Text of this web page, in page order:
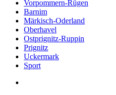
Vorpommern-Rügen
Barnim
Märkisch-Oderland
Oberhavel
Ostprignitz-Ruppin
Prignitz
Uckermark
Sport